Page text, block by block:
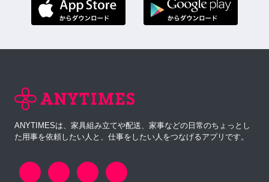
ANYTIMESは、家具組み立てや配送、家事などの日常のちょっとし
た用事を依頼したい人と、仕事をしたい人をつなげるアプリです。